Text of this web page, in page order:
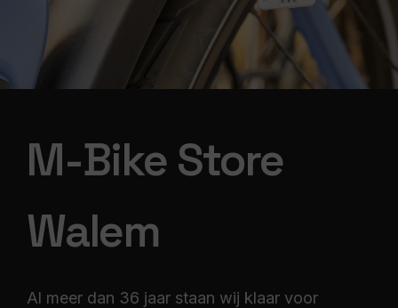
M-Bike Store
Walem
Al meer dan 36 jaar staan wij klaar voor